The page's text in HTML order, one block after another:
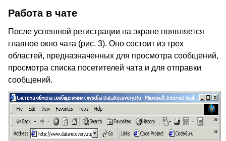
Работа в чате
После успешной регистрации на экране появляется
главное окно чата (рис. 3). Оно состоит из трех
областей, предназначенных для просмотра сообщений,
просмотра списка посетителей чата и для отправки
сообщений.